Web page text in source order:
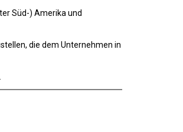
Süd-) Amerika und
die dem Unternehmen in